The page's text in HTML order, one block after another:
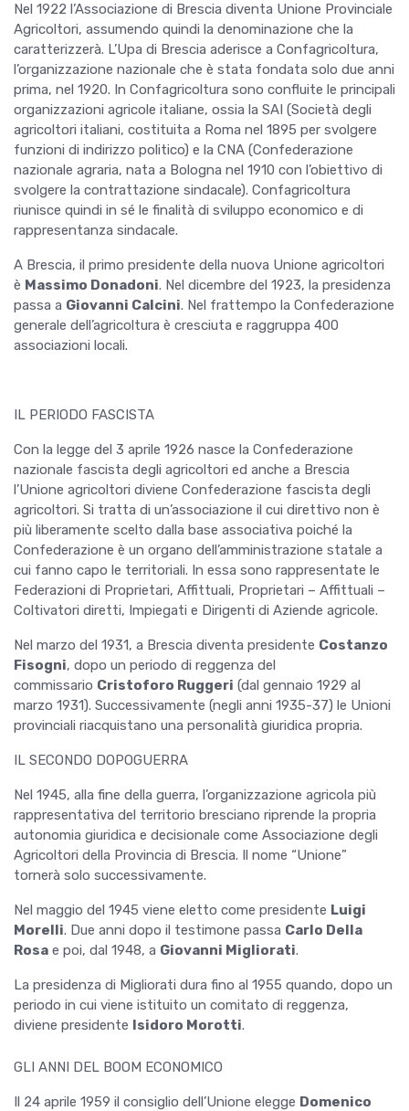
Nel 1922 l’Associazione di Brescia diventa Unione Provinciale
Agricoltori, assumendo quindi la denominazione che la
caratterizzerà. L’Upa di Brescia aderisce a Confagricoltura,
l’organizzazione nazionale che è stata fondata solo due anni
prima, nel 1920. In Confagricoltura sono confluite le principali
organizzazioni agricole italiane, ossia la SAI (Società degli
agricoltori italiani, costituita a Roma nel 1895 per svolgere
funzioni di indirizzo politico) e la CNA (Confederazione
nazionale agraria, nata a Bologna nel 1910 con l’obiettivo di
svolgere la contrattazione sindacale). Confagricoltura
riunisce quindi in sé le finalità di sviluppo economico e di
rappresentanza sindacale.
A Brescia, il primo presidente della nuova Unione agricoltori
è Massimo Donadoni. Nel dicembre del 1923, la presidenza
passa a Giovanni Calcini. Nel frattempo la Confederazione
generale dell’agricoltura è cresciuta e raggruppa 400
associazioni locali.
IL PERIODO FASCISTA
Con la legge del 3 aprile 1926 nasce la Confederazione
nazionale fascista degli agricoltori ed anche a Brescia
l’Unione agricoltori diviene Confederazione fascista degli
agricoltori. Si tratta di un’associazione il cui direttivo non è
più liberamente scelto dalla base associativa poiché la
Confederazione è un organo dell’amministrazione statale a
cui fanno capo le territoriali. In essa sono rappresentate le
Federazioni di Proprietari, Affittuali, Proprietari – Affittuali –
Coltivatori diretti, Impiegati e Dirigenti di Aziende agricole.
Nel marzo del 1931, a Brescia diventa presidente Costanzo
Fisogni, dopo un periodo di reggenza del
commissario Cristoforo Ruggeri (dal gennaio 1929 al
marzo 1931). Successivamente (negli anni 1935-37) le Unioni
provinciali riacquistano una personalità giuridica propria.
IL SECONDO DOPOGUERRA
Nel 1945, alla fine della guerra, l’organizzazione agricola più
rappresentativa del territorio bresciano riprende la propria
autonomia giuridica e decisionale come Associazione degli
Agricoltori della Provincia di Brescia. Il nome “Unione”
tornerà solo successivamente.
Nel maggio del 1945 viene eletto come presidente Luigi
Morelli. Due anni dopo il testimone passa Carlo Della
Rosa e poi, dal 1948, a Giovanni Migliorati.
La presidenza di Migliorati dura fino al 1955 quando, dopo un
periodo in cui viene istituito un comitato di reggenza,
diviene presidente Isidoro Morotti.
GLI ANNI DEL BOOM ECONOMICO
Il 24 aprile 1959 il consiglio dell’Unione elegge Domenico